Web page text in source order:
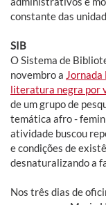
constante das
SIB
O Sistema de
novembro a Jornada
literatura negra por
de um grupo de
temática afro -
atividade buscou
e condições de
desnaturalizando a
Nos três dias de